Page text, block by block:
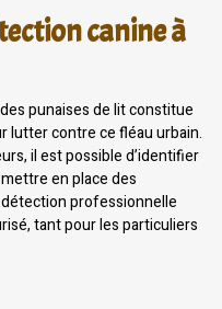
canine à
punaises de lit constitue
lutter contre ce fléau urbain.
il est possible d’identifier
en place des
professionnelle
tant pour les particuliers